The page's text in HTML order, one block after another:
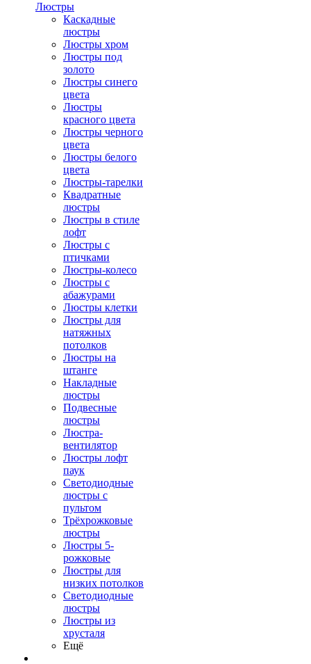
Люстры
Каскадные
люстры
Люстры хром
Люстры под
золото
Люстры синего
цвета
Люстры
красного цвета
Люстры черного
цвета
Люстры белого
цвета
Люстры-тарелки
Квадратные
люстры
Люстры в стиле
лофт
Люстры с
птичками
Люстры-колесо
Люстры с
абажурами
Люстры клетки
Люстры для
натяжных
потолков
Люстры на
штанге
Накладные
люстры
Подвесные
люстры
Люстра-
вентилятор
Люстры лофт
паук
Светодиодные
люстры с
пультом
Трёхрожковые
люстры
Люстры 5-
рожковые
Люстры для
низких потолков
Cветодиодные
люстры
Люстры из
хрусталя
Ещё